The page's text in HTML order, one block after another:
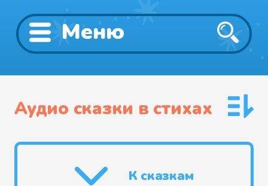
Меню
Аудио сказки в стихах
К сказкам